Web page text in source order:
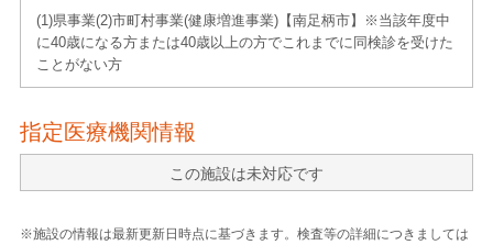
(1)県事業(2)市町村事業(健康増進事業)【南足柄市】※当該年度中
に40歳になる方または40歳以上の方でこれまでに同検診を受けた
ことがない方
指定医療機関情報
この施設は未対応です
※施設の情報は最新更新日時点に基づきます。検査等の詳細につきましては